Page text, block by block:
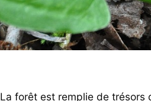
La forêt est remplie de trésors